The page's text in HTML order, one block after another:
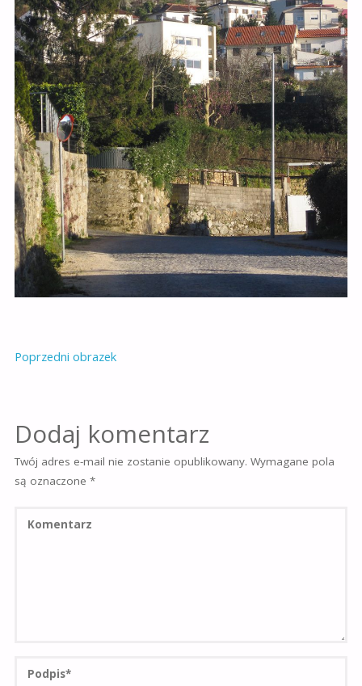
Poprzedni obrazek
Dodaj komentarz
Twój adres e-mail nie zostanie opublikowany. Wymagane pola
są oznaczone *